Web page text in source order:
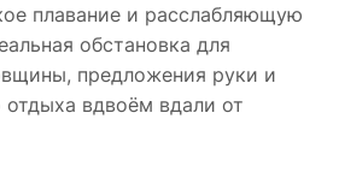
плавание и расслабляющую
обстановка для
предложения руки и
вдвоём вдали от